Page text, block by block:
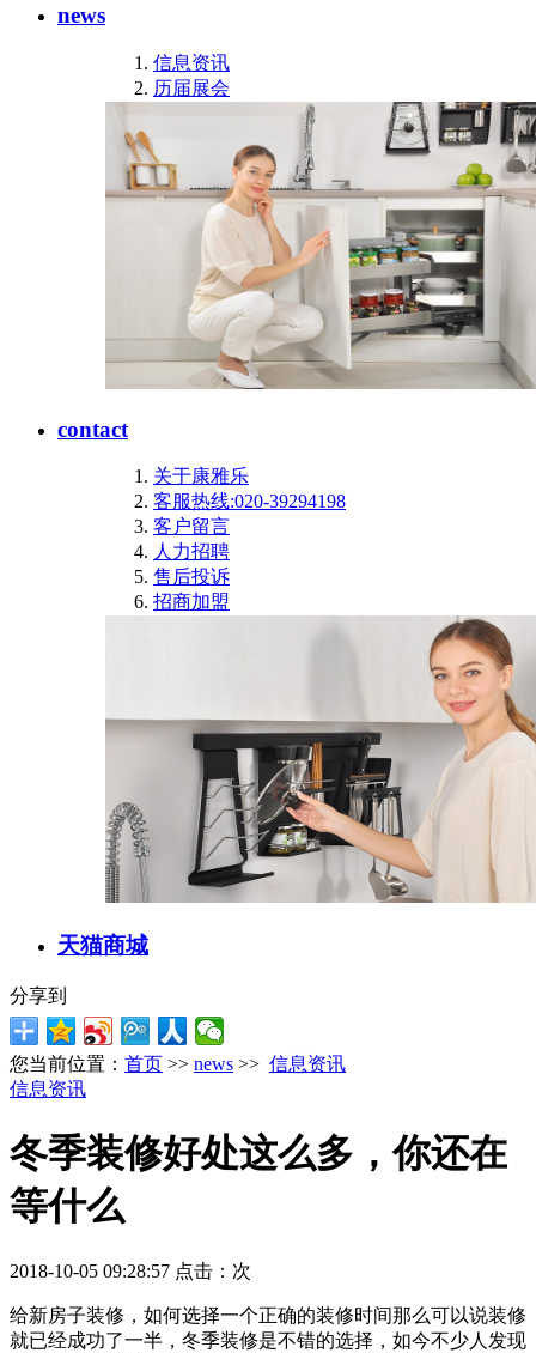
news
信息资讯
历届展会
contact
关于康雅乐
客服热线:020-39294198
客户留言
人力招聘
售后投诉
招商加盟
天猫商城
分享到
您当前位置： 首页 >> news >> 信息资讯
信息资讯
冬季装修好处这么多，你还在
等什么
2018-10-05 09:28:57 点击： 次
给新房子装修，如何选择一个正确的装修时间那么可以说装修
就已经成功了一半，冬季装修是不错的选择，如今不少人发现